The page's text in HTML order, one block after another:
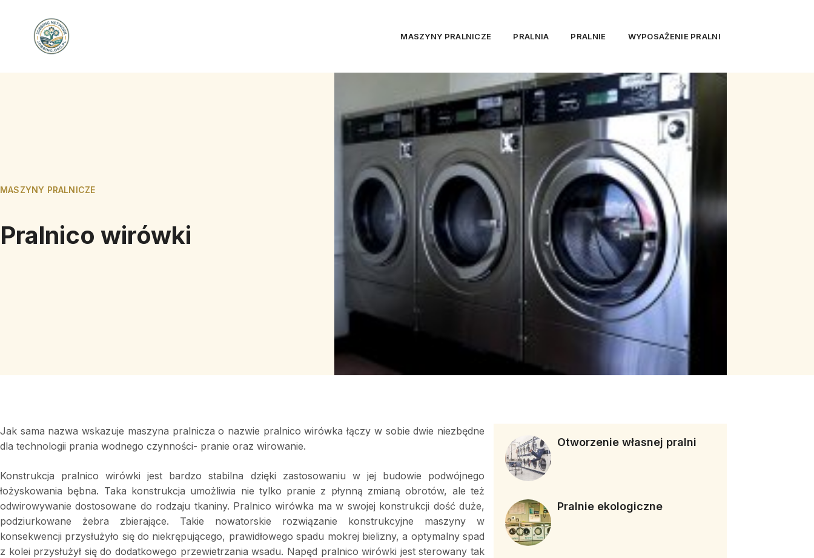
MASZYNY PRALNICZE PRALNIA PRALNIE WYPOSAŻENIE PRALNI
MASZYNY PRALNICZE
Pralnico wirówki
Jak sama nazwa wskazuje maszyna pralnicza o nazwie pralnico wirówka łączy w sobie dwie niezbędne
dla technologii prania wodnego czynności- pranie oraz wirowanie.
Konstrukcja pralnico wirówki jest bardzo stabilna dzięki zastosowaniu w jej budowie podwójnego
łożyskowania bębna. Taka konstrukcja umożliwia nie tylko pranie z płynną zmianą obrotów, ale też
odwirowywanie dostosowane do rodzaju tkaniny. Pralnico wirówka ma w swojej konstrukcji dość duże,
podziurkowane żebra zbierające. Takie nowatorskie rozwiązanie konstrukcyjne maszyny w
konsekwencji przysłużyło się do niekrępującego, prawidłowego spadu mokrej bielizny, a optymalny spad
z kolei przysłużył się do dodatkowego przewietrzania wsadu. Napęd pralnico wirówki jest sterowany tak
Otworzenie własnej pralni
Pralnie ekologiczne